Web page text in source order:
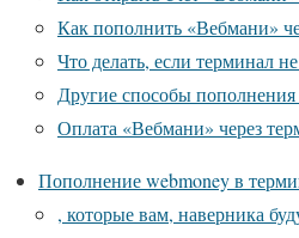
Как пополнить «Вебмани»
Что делать, если терминал
Другие способы
Оплата «Вебмани» через
Пополнение webmoney в
, которые вам, наверника